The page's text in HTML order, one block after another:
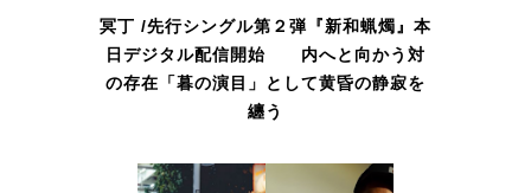
冥丁 /先行シングル第２弾『新和蝋燭』本
日デジタル配信開始 内へと向かう対
の存在「暮の演目」として黄昏の静寂を
纏う